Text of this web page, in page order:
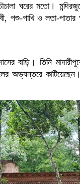
ঘরের মতো।
পশু-পাখি ও লতা-
বাড়ি। তিনি
অভ্যন্তরে